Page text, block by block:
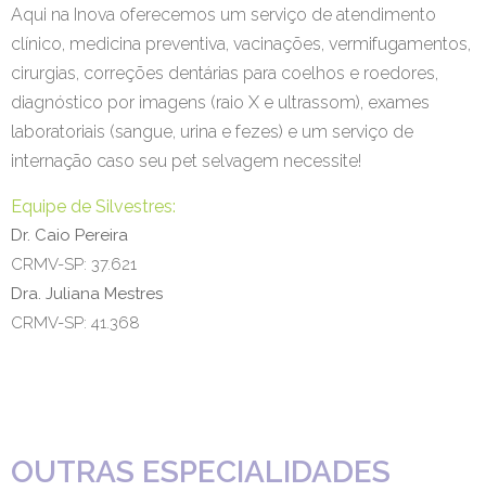
Aqui na Inova oferecemos um serviço de atendimento
clínico, medicina preventiva, vacinações, vermifugamentos,
cirurgias, correções dentárias para coelhos e roedores,
diagnóstico por imagens (raio X e ultrassom), exames
laboratoriais (sangue, urina e fezes) e um serviço de
internação caso seu pet selvagem necessite!
Equipe de Silvestres:
Dr. Caio Pereira
CRMV-SP: 37.621
Dra. Juliana Mestres
CRMV-SP: 41.368
OUTRAS ESPECIALIDADES